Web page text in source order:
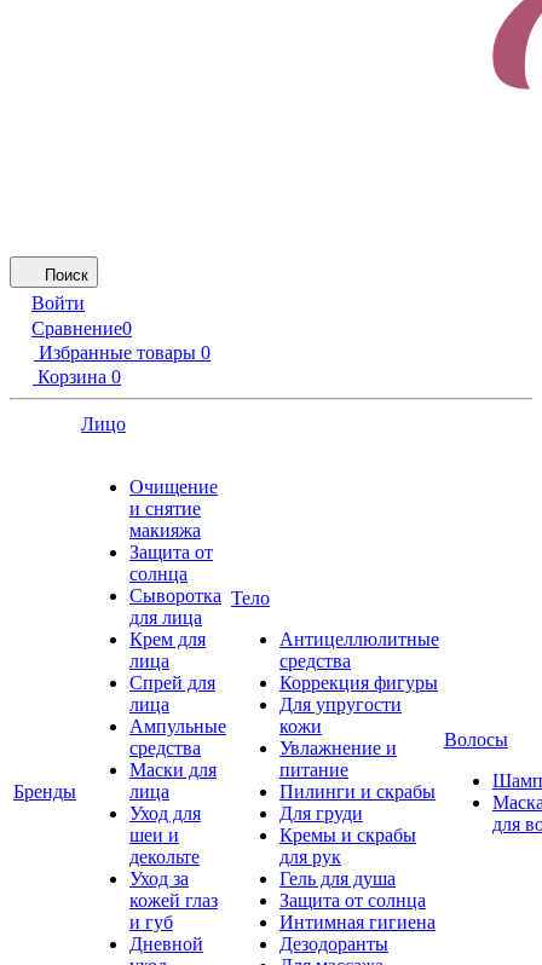
Поиск
Войти
Сравнение0
Избранные товары 0
Корзина 0
Бренды
Лицо
Очищение
и снятие
макияжа
Защита от
солнца
Сыворотка
для лица
Крем для
лица
Спрей для
лица
Ампульные
средства
Маски для
лица
Уход для
шеи и
декольте
Уход за
кожей глаз
и губ
Дневной
Тело
Антицеллюлитные
средства
Коррекция фигуры
Для упругости
кожи
Увлажнение и
питание
Пилинги и скрабы
Для груди
Кремы и скрабы
для рук
Гель для душа
Защита от солнца
Интимная гигиена
Дезодоранты
Волосы
для